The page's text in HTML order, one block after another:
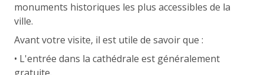
monuments historiques les plus accessibles de la
ville.
Avant votre visite, il est utile de savoir que :
• L'entrée dans la cathédrale est généralement